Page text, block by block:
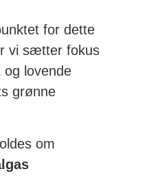
for dette
vi sætter fokus
og lovende
grønne
om